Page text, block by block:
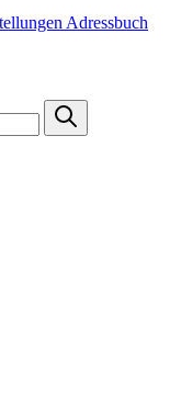
Adressbuch